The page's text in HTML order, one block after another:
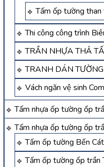
Tấm ốp tường
Thi công công trình
TRẦN NHỰA THẢ
TRANH DÁN
Vách ngăn vệ sinh
Tấm nhựa ốp tường ốp
Tấm nhựa ốp tường ốp
Tấm ốp tường Bến
Tấm ốp tường ốp trần